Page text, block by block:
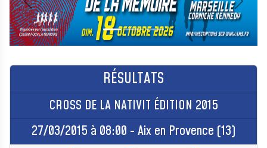
Précédent Suivant
RÉSULTATS
CROSS DE LA NATIVIT ÉDITION 2015
27/03/2015 à 08:00 - Aix en Provence (13)